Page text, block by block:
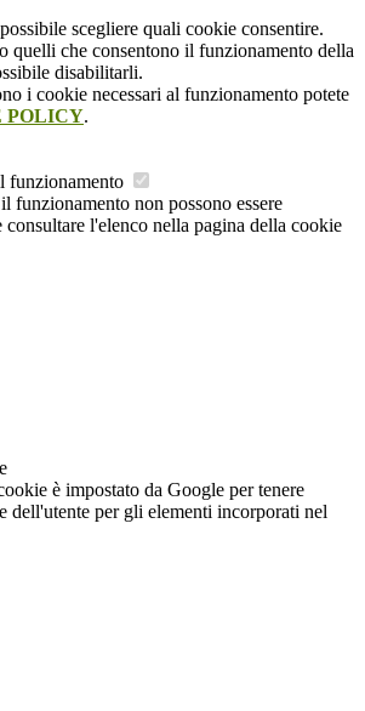
scegliere quali cookie consentire.
quelli che consentono il funzionamento della
disabilitarli.
i cookie necessari al funzionamento potete
POLICY.
funzionamento
funzionamento non possono essere
l'elenco nella pagina della cookie
è impostato da Google per tenere
dell'utente per gli elementi incorporati nel